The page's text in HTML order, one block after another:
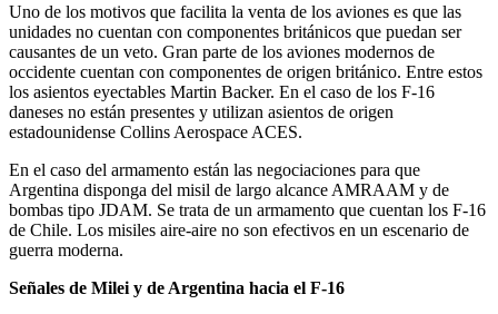
Uno de los motivos que facilita la venta de los aviones es que las
unidades no cuentan con componentes británicos que puedan ser
causantes de un veto. Gran parte de los aviones modernos de
occidente cuentan con componentes de origen británico. Entre estos
los asientos eyectables Martin Backer. En el caso de los F-16
daneses no están presentes y utilizan asientos de origen
estadounidense Collins Aerospace ACES.
En el caso del armamento están las negociaciones para que
Argentina disponga del misil de largo alcance AMRAAM y de
bombas tipo JDAM. Se trata de un armamento que cuentan los F-16
de Chile. Los misiles aire-aire no son efectivos en un escenario de
guerra moderna.
Señales de Milei y de Argentina hacia el F-16